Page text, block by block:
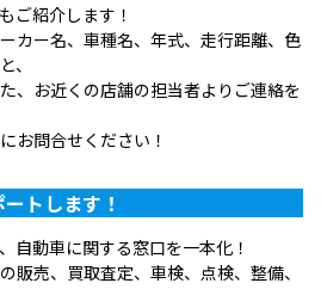
ご紹介します！
カー名、車種名、年式、走行距離、色
、
、お近くの店舗の担当者よりご連絡を
お問合せください！
トします！
自動車に関する窓口を一本化！
販売、買取査定、車検、点検、整備、